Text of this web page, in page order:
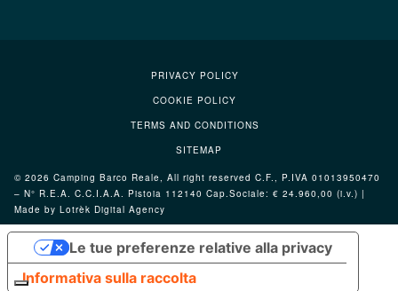
© 2026 Camping Barco Reale, All right reserved C.F., P.IVA 01013950470
– N° R.E.A. C.C.I.A.A. Pistoia 112140 Cap.Sociale: € 24.960,00 (i.v.) |
Made by Lotrèk Digital Agency
PRIVACY POLICY
COOKIE POLICY
TERMS AND CONDITIONS
SITEMAP
Informativa sulla raccolta
Le tue preferenze relative alla privacy